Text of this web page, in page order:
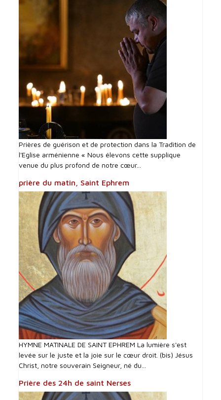
Prières de guérison et de protection dans la Tradition de
l'Eglise arménienne « Nous élevons cette supplique
venue du plus profond de notre cœur...
prière du matin, Saint Ephrem
HYMNE MATINALE DE SAINT EPHREM La lumière s'est
levée sur le juste et la joie sur le cœur droit. (bis) Jésus
Christ, notre souverain Seigneur, né du...
Prière des 24h de saint Nerses